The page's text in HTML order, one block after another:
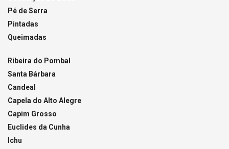
Pé de Serra
Pintadas
Queimadas
Ribeira do Pombal
Santa Bárbara
Candeal
Capela do Alto Alegre
Capim Grosso
Euclides da Cunha
Ichu